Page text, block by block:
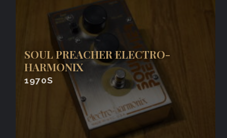
SOUL PREACHER ELECTRO-
HARMONIX
1970S